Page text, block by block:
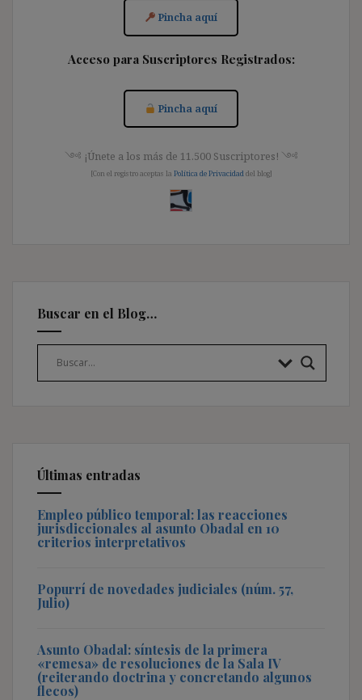
Pincha aquí
Acceso para Suscriptores Registrados:
Pincha aquí
༺ ¡Únete a los más de 11.500 Suscriptores! ༺
[Con el registro aceptas la Política de Privacidad del blog]
Buscar en el Blog…
Últimas entradas
Empleo público temporal: las reacciones
jurisdiccionales al asunto Obadal en 10
criterios interpretativos
Popurrí de novedades judiciales (núm. 57,
Julio)
Asunto Obadal: síntesis de la primera
«remesa» de resoluciones de la Sala IV
(reiterando doctrina y concretando algunos
flecos)